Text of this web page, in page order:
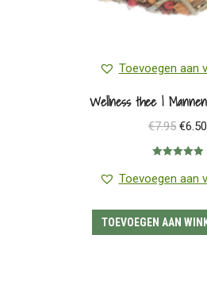
Toevoegen aan
Wellness thee |
€7.95
prijs
€6.50
5.00 uit 5
Toevoegen aan
TOEVOEGEN AAN